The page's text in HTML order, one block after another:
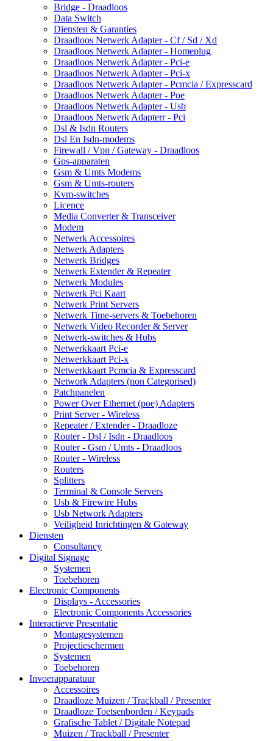
Bridge - Draadloos
Data Switch
Diensten & Garanties
Draadloos Netwerk Adapter - Cf / Sd / Xd
Draadloos Netwerk Adapter - Homeplug
Draadloos Netwerk Adapter - Pci-e
Draadloos Netwerk Adapter - Pci-x
Draadloos Netwerk Adapter - Pcmcia / Expresscard
Draadloos Netwerk Adapter - Poe
Draadloos Netwerk Adapter - Usb
Draadloos Netwerk Adapterr - Pci
Dsl & Isdn Routers
Dsl En Isdn-modems
Firewall / Vpn / Gateway - Draadloos
Gps-apparaten
Gsm & Umts Modems
Gsm & Umts-routers
Kvm-switches
Licence
Media Converter & Transceiver
Modem
Netwerk Accessoires
Netwerk Adapters
Netwerk Bridges
Netwerk Extender & Repeater
Netwerk Modules
Netwerk Pci Kaart
Netwerk Print Servers
Netwerk Time-servers & Toebehoren
Netwerk Video Recorder & Server
Netwerk-switches & Hubs
Netwerkkaart Pci-e
Netwerkkaart Pci-x
Netwerkkaart Pcmcia & Expresscard
Network Adapters (non Categorised)
Patchpanelen
Power Over Ethernet (poe) Adapters
Print Server - Wireless
Repeater / Extender - Draadloze
Router - Dsl / Isdn - Draadloos
Router - Gsm / Umts - Draadloos
Router - Wireless
Routers
Splitters
Terminal & Console Servers
Usb & Firewire Hubs
Usb Network Adapters
Veiligheid Inrichtingen & Gateway
Diensten
Consultancy
Digital Signage
Systemen
Toebehoren
Electronic Components
Displays - Accessories
Electronic Components Accessories
Interactieve Presentatie
Montagesystemen
Projectieschermen
Systemen
Toebehoren
Invoerapparatuur
Accessoires
Draadloze Muizen / Trackball / Presenter
Draadloze Toetsenborden / Keypads
Grafische Tablet / Digitale Notepad
Muizen / Trackball / Presenter